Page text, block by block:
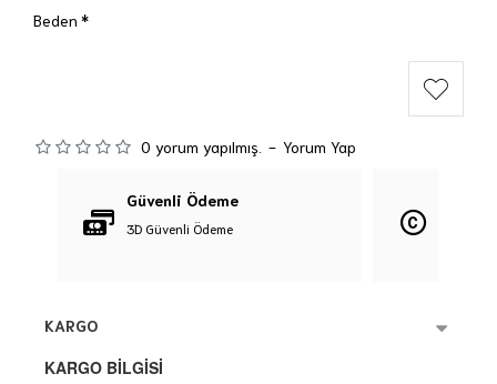
0 yorum yapılmış. - Yorum Yap
Beden
Güvenli Ödeme
3D Güvenli Ödeme
KARGO
KARGO BİLGİSİ